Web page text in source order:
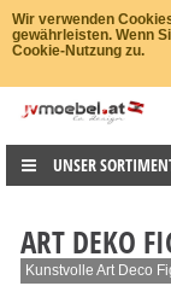
Wir verwenden
gewährleisten. Wenn
Cookie-Nutzung zu.
UNSER
ART DEKO
Kunstvolle Art Deco